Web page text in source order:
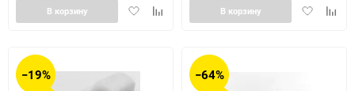
ДобавитьДобавить
В корзину
Добавить
В корзину
−19% −64%